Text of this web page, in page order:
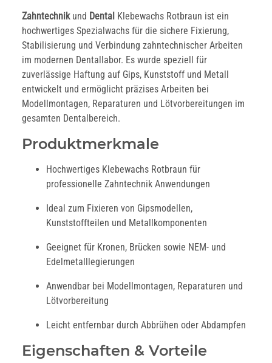
Zahntechnikund Dental Klebewachs Rotbraun ist ein
hochwertiges Spezialwachs für die sichere Fixierung,
Stabilisierung und Verbindung zahntechnischer Arbeiten
im modernen Dentallabor. Es wurde speziell für
zuverlässige Haftung auf Gips, Kunststoff und Metall
entwickelt und ermöglicht präzises Arbeiten bei
Modellmontagen, Reparaturen und Lötvorbereitungen im
gesamten Dentalbereich.
Produktmerkmale
Hochwertiges Klebewachs Rotbraun für
professionelle Zahntechnik Anwendungen
Ideal zum Fixieren von Gipsmodellen,
Kunststoffteilen und Metallkomponenten
Geeignet für Kronen, Brücken sowie NEM- und
Edelmetalllegierungen
Anwendbar bei Modellmontagen, Reparaturen und
Lötvorbereitung
Leicht entfernbar durch Abbrühen oder Abdampfen
Eigenschaften & Vorteile